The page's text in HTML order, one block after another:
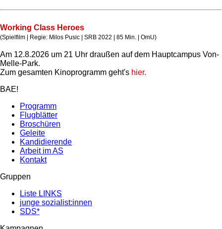
Working Class Heroes
(Spielfilm | Regie: Milos Pusic | SRB 2022 | 85 Min. | OmU)
Am 12.8.2026 um 21 Uhr draußen auf dem Hauptcampus Von-
Melle-Park.
Zum gesamten Kinoprogramm geht's hier.
BAE!
Programm
Flugblätter
Broschüren
Geleite
Kandidierende
Arbeit im AS
Kontakt
Gruppen
Liste LINKS
junge sozialist:innen
SDS*